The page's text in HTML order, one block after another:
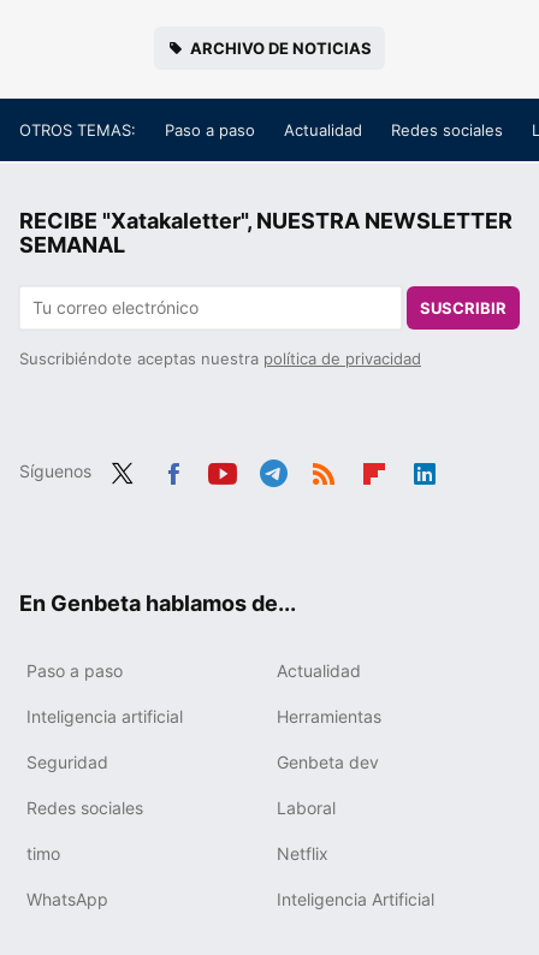
ARCHIVO DE NOTICIAS
OTROS TEMAS: Paso a paso Actualidad Redes sociales
RECIBE "Xatakaletter", NUESTRA NEWSLETTER
SEMANAL
SUSCRIBIR
Suscribiéndote aceptas nuestra política de privacidad
Síguenos
En Genbeta hablamos de...
Paso a paso Actualidad
Inteligencia artificial Herramientas
Seguridad Genbeta dev
Redes sociales Laboral
timo Netflix
WhatsApp Inteligencia Artificial